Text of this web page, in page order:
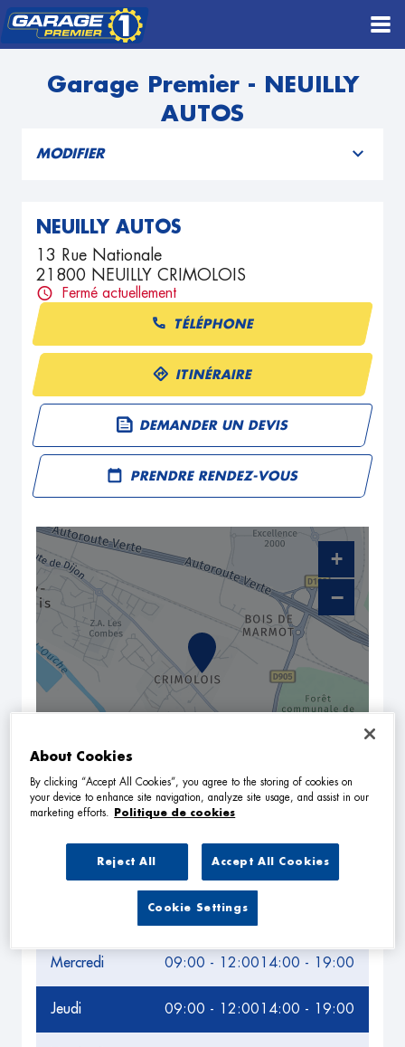
Garage Premier - NEUILLY
AUTOS
MODIFIER
NEUILLY AUTOS
13 Rue Nationale
21800 NEUILLY CRIMOLOIS
Fermé actuellement
TÉLÉPHONE
ITINÉRAIRE
DEMANDER UN DEVIS
PRENDRE RENDEZ-VOUS
09:00 - 12:00
09:00 - 12:00
Mercredi 09:00 - 12:00 14:00 - 19:00
Jeudi 09:00 - 12:00 14:00 - 19:00
+
−
NAVIGUER ITINÉRAIRE
About Cookies
By clicking “Accept All Cookies”, you agree to the storing of cookies on
your device to enhance site navigation, analyze site usage, and assist in our
marketing efforts.
Politique de cookies
Reject All Accept All Cookies
Cookie Settings